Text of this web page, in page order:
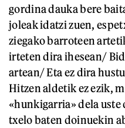
gordina dauka bere
joleak idatzi zuen,
ziegako barroteen
irteten dira ihesean/
artean/ Eta ez dira
Hitzen aldetik ez ezik,
«hunkigarria» dela uste
txelo baten doinuekin